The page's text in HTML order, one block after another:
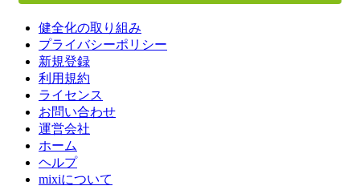
健全化の取り組み
プライバシーポリシー
新規登録
利用規約
ライセンス
お問い合わせ
運営会社
ホーム
ヘルプ
mixiについて